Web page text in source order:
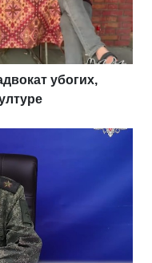
убогих,